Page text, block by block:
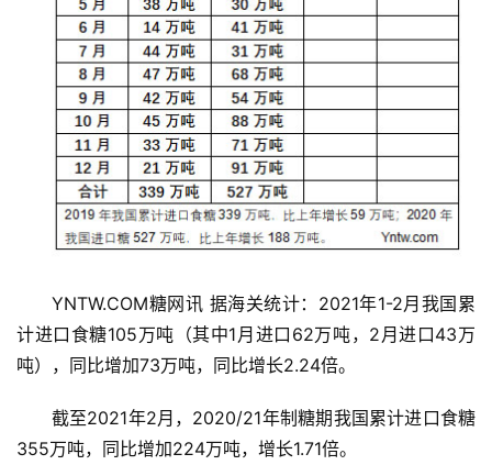
首
YNTW.COM糖网讯 据海关统计：2021年1-2月我国累
计进口食糖105万吨（其中1月进口62万吨，2月进口43万
吨），同比增加73万吨，同比增长2.24倍。
截至2021年2月，2020/21年制糖期我国累计进口食糖
355万吨，同比增加224万吨，增长1.71倍。